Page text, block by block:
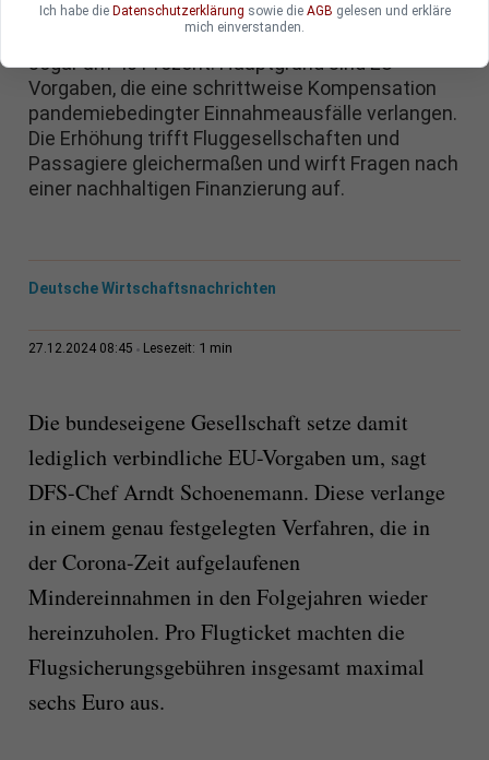
Während Überflüge um 27 Prozent teurer werden,
steigen die Kosten für Starts und Landungen
sogar um 40 Prozent. Hauptgrund sind EU-
Vorgaben, die eine schrittweise Kompensation
pandemiebedingter Einnahmeausfälle verlangen.
Die Erhöhung trifft Fluggesellschaften und
Passagiere gleichermaßen und wirft Fragen nach
einer nachhaltigen Finanzierung auf.
Deutsche Wirtschaftsnachrichten
27.12.2024 08:45 Lesezeit: 1 min
Die bundeseigene Gesellschaft setze damit
lediglich verbindliche EU-Vorgaben um, sagt
DFS-Chef Arndt Schoenemann. Diese verlange
in einem genau festgelegten Verfahren, die in
der Corona-Zeit aufgelaufenen
Mindereinnahmen in den Folgejahren wieder
hereinzuholen. Pro Flugticket machten die
Flugsicherungsgebühren insgesamt maximal
sechs Euro aus.
Ich habe die Datenschutzerklärung sowie die AGB gelesen und erkläre
mich einverstanden.